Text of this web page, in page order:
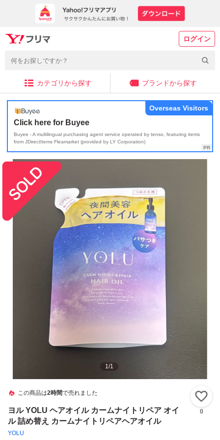
ログイン
カテゴリから探す ブランドから探す
Click here for Buyee
Buyee - A multilingual purchasing agent service operated by tenso, featuring items
from JDirectItems Fleamarket (provided by LY Corporation)
Overseas Visitors
1/1
この商品は2時間で売れました
ヨル YOLU ヘアオイル カームナイトリペア オイ
ル 詰め替え カームナイトリペアヘアオイル
YOLU
0